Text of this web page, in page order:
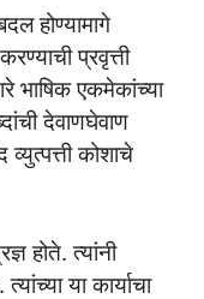
होण्यामागे
प्रवृत्ती
भाषिक एकमेकांच्या
देवाणघेवाण
व्युत्पत्ती कोशाचे
होते. त्यांनी
या कार्याचा